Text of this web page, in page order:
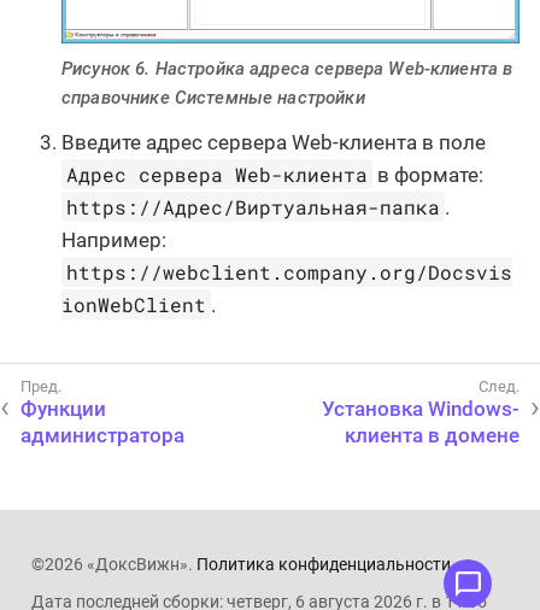
Рисунок 6. Настройка адреса сервера Web-клиента в
справочнике Системные настройки
Введите адрес сервера Web-клиента в поле
Адрес сервера Web-клиента в формате:
https://Адрес/Виртуальная-папка .
Например:
https://webclient.company.org/Docsvis
ionWebClient .
Функции
администратора
Установка Windows-
клиента в домене
©2026 «ДоксВижн». Политика конфиденциальности.
Дата последней сборки: четверг, 6 августа 2026 г. в 11:05